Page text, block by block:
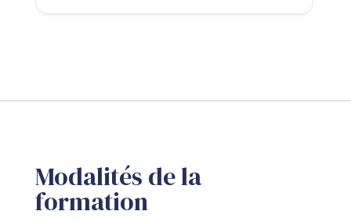
Modalités de la
formation